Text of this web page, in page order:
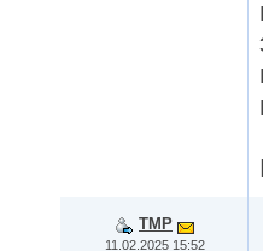
TMP
11.02.2025 15:52